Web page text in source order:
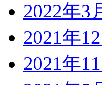
2022年3
2021年
2021年